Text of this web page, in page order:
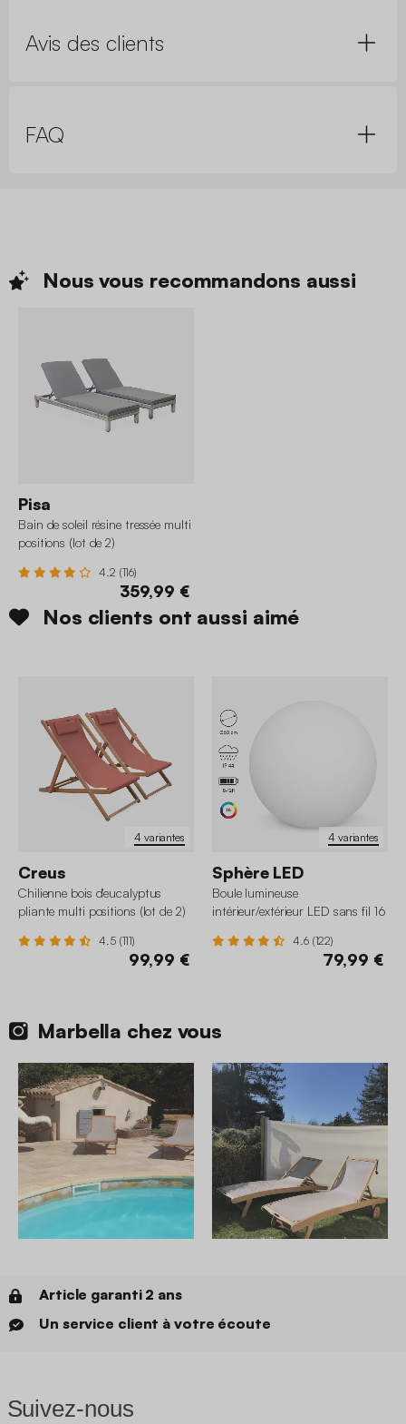
Avis des clients
FAQ
Nous vous recommandons aussi
Pisa
Bain de soleil résine tressée multi
positions (lot de 2)
4.2 (116)
359,99 €
Nos clients ont aussi aimé
4 variantes
Creus
Chilienne bois d'eucalyptus
pliante multi positions (lot de 2)
4.5 (111)
99,99 €
4 variantes
Sphère LED
Boule lumineuse
intérieur/extérieur LED sans fil 16
4.6 (122)
79,99 €
Marbella chez vous
Article garanti 2 ans
Un service client à votre écoute
Suivez-nous